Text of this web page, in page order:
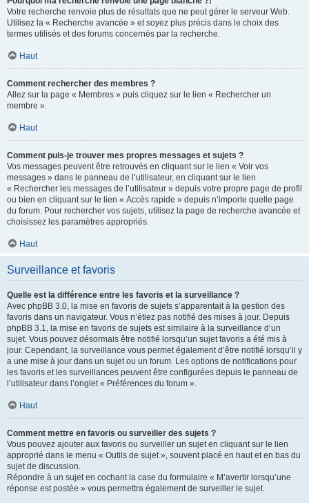
Votre recherche renvoie plus de résultats que ne peut gérer le serveur Web.
Utilisez la « Recherche avancée » et soyez plus précis dans le choix des
termes utilisés et des forums concernés par la recherche.
Haut
Comment rechercher des membres ?
Allez sur la page « Membres » puis cliquez sur le lien « Rechercher un
membre ».
Haut
Comment puis-je trouver mes propres messages et sujets ?
Vos messages peuvent être retrouvés en cliquant sur le lien « Voir vos
messages » dans le panneau de l’utilisateur, en cliquant sur le lien
« Rechercher les messages de l’utilisateur » depuis votre propre page de profil
ou bien en cliquant sur le lien « Accès rapide » depuis n’importe quelle page
du forum. Pour rechercher vos sujets, utilisez la page de recherche avancée et
choisissez les paramètres appropriés.
Haut
Surveillance et favoris
Quelle est la différence entre les favoris et la surveillance ?
Avec phpBB 3.0, la mise en favoris de sujets s’apparentait à la gestion des
favoris dans un navigateur. Vous n’étiez pas notifié des mises à jour. Depuis
phpBB 3.1, la mise en favoris de sujets est similaire à la surveillance d’un
sujet. Vous pouvez désormais être notifié lorsqu’un sujet favoris a été mis à
jour. Cependant, la surveillance vous permet également d’être notifié lorsqu’il y
a une mise à jour dans un sujet ou un forum. Les options de notifications pour
les favoris et les surveillances peuvent être configurées depuis le panneau de
l’utilisateur dans l’onglet « Préférences du forum ».
Haut
Comment mettre en favoris ou surveiller des sujets ?
Vous pouvez ajouter aux favoris ou surveiller un sujet en cliquant sur le lien
approprié dans le menu « Outils de sujet », souvent placé en haut et en bas du
sujet de discussion.
Répondre à un sujet en cochant la case du formulaire « M’avertir lorsqu’une
réponse est postée » vous permettra également de surveiller le sujet.